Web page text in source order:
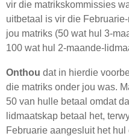
vir die matrikskommissies
uitbetaal is vir die
jou matriks (50 wat hul 3-
100 wat hul 2-maande-
Onthou dat in hierdie
die matriks onder jou was.
50 van hulle betaal omdat
lidmaatskap betaal het,
Februarie aangesluit het